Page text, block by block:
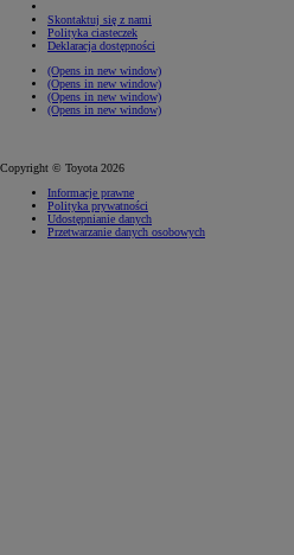
Skontaktuj się z nami
Polityka ciasteczek
Deklaracja dostępności
(Opens in new window)
(Opens in new window)
(Opens in new window)
(Opens in new window)
Copyright © Toyota 2026
Informacje prawne
Polityka prywatności
Udostępnianie danych
Przetwarzanie danych osobowych